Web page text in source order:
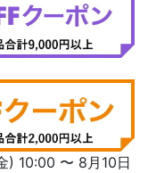
) 10:00 〜 8月10日